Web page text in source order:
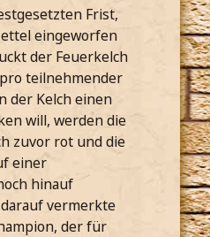
Frist,
eingeworfen
der Feuerkelch
teilnehmender
der Kelch einen
will, werden die
zuvor rot und die
einer
hinauf
vermerkte
der für